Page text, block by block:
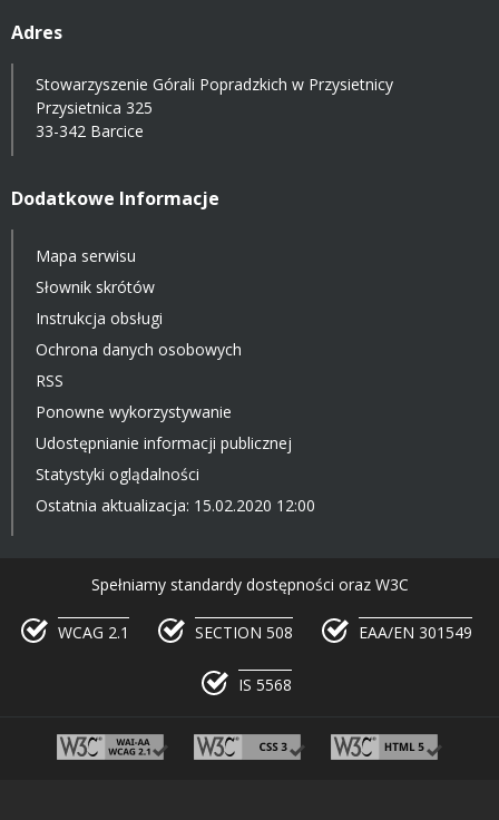
Adres
Stowarzyszenie Górali Popradzkich w Przysietnicy
Przysietnica 325
33-342 Barcice
Dodatkowe Informacje
Mapa serwisu
Słownik skrótów
Instrukcja obsługi
Ochrona danych osobowych
RSS
Ponowne wykorzystywanie
Udostępnianie informacji publicznej
Statystyki oglądalności
Ostatnia aktualizacja: 15.02.2020 12:00
Spełniamy standardy dostępności oraz W3C
WCAG 2.1 SECTION 508 EAA/EN 301549
IS 5568